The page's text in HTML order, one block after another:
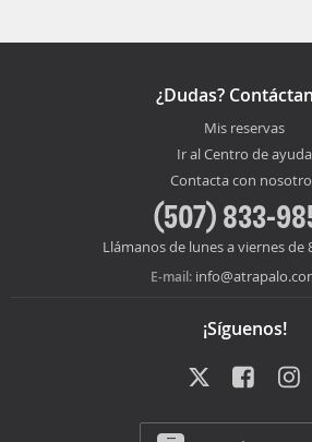
¿Dudas?
Mis reservas
Ir al Centro de ayuda
Contacta con
(507) 833-
Llámanos de lunes a viernes de
E-mail:
¡Síguenos!